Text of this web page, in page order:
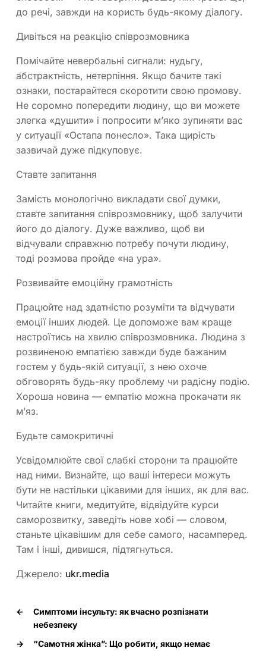
до речі, завжди на користь будь-якому діалогу.
Дивіться на реакцію співрозмовника
Помічайте невербальні сигнали: нудьгу,
абстрактність, нетерпіння. Якщо бачите такі
ознаки, постарайтеся скоротити свою промову.
Не соромно попередити людину, що ви можете
злегка «душити» і попросити м’яко зупиняти вас
у ситуації «Остапа понесло». Така щирість
зазвичай дуже підкуповує.
Ставте запитання
Замість монологічно викладати свої думки,
ставте запитання співрозмовнику, щоб залучити
його до діалогу. Дуже важливо, щоб ви
відчували справжню потребу почути людину,
тоді розмова пройде «на ура».
Розвивайте емоційну грамотність
Працюйте над здатністю розуміти та відчувати
емоції інших людей. Це допоможе вам краще
настроїтись на хвилю співрозмовника. Людина з
розвиненою емпатією завжди буде бажаним
гостем у будь-якій ситуації, з нею охоче
обговорять будь-яку проблему чи радісну подію.
Хороша новина — емпатію можна прокачати як
м’яз.
Будьте самокритичні
Усвідомлюйте свої слабкі сторони та працюйте
над ними. Визнайте, що ваші інтереси можуть
бути не настільки цікавими для інших, як для вас.
Читайте книги, медитуйте, відвідуйте курси
саморозвитку, заведіть нове хобі — словом,
станьте цікавішим для себе самого, насамперед.
Там і інші, дивишся, підтягнуться.
Джерело: ukr.media
←
Симптоми інсульту: як вчасно розпізнати
небезпеку
→
“Самотня жінка”: Що робити, якщо немає